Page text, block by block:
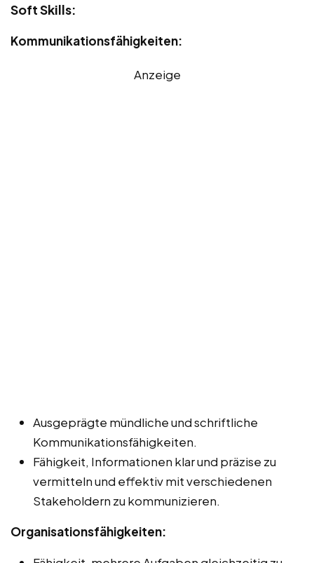
Soft Skills:
Kommunikationsfähigkeiten:
Anzeige
Ausgeprägte mündliche und schriftliche
Kommunikationsfähigkeiten.
Fähigkeit, Informationen klar und präzise zu
vermitteln und effektiv mit verschiedenen
Stakeholdern zu kommunizieren.
Organisationsfähigkeiten: